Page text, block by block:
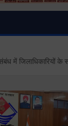
में जिलाधिकारियों के